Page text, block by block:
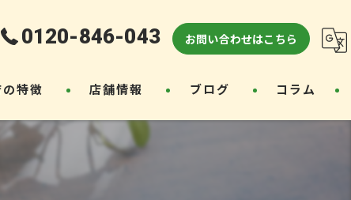
0120-846-043 お問い合わせはこちら
の特徴
ンクリーニング
店舗情報 ブログ コラム